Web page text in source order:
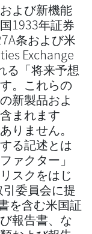
よび新機能
1933年証券
条および米
Exchange
る「将来予想
。これらの
新製品およ
まれます
りません。
る記述とは
ァクター」
スクをはじ
委員会に提
を含む米国証
報告書、な